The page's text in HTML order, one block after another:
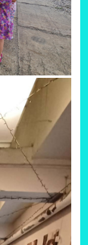
lavice a vydali sa
Karpát“, teda
jeho pôvodných
Na svojich
knižnicu, kaplnku,
Prešli sa
Objavili aj
110 metrov
Slovensku
pracovného
sa vrátili bohatší